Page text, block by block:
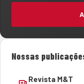
Nossas
Revista M&T